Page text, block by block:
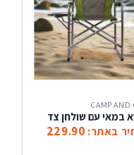
CAMP AND
במאי עם שולחן צד
באתר: 229.90